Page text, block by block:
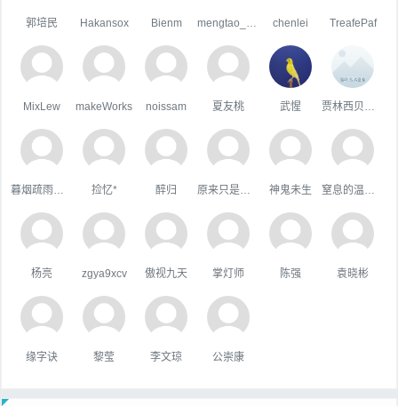
郭培民 Hakansox Bienm chenlei TreafePaf
MixLew makeWorks noissam 夏友桃 武惺
捡忆* 醉归 神鬼未生
杨亮 zgya9xcv 傲视九天 掌灯师 陈强 袁晓彬
缘字诀 黎莹 李文琼 公崇康